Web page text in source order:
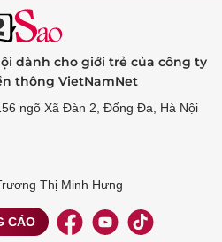
dành cho giới trẻ của công ty
thông VietNamNet
ngõ Xã Đàn 2, Đống Đa, Hà Nội
Thị Minh Hưng
CÁO